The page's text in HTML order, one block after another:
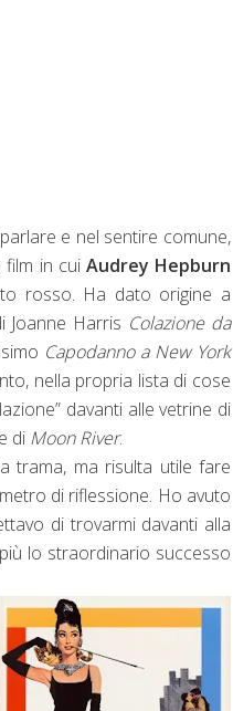
e nel sentire comune,
film in cuiAudrey Hepburn
rosso. Ha dato origine a
Joanne Harris Colazione da
Capodanno a New York
nella propria lista di cose
davanti alle vetrine di
di Moon River.
trama, ma risulta utile fare
di riflessione. Ho avuto
di trovarmi davanti alla
lo straordinario successo